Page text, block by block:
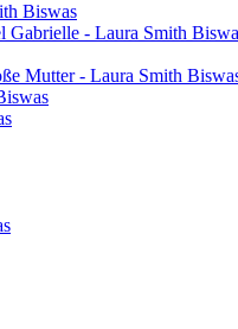
Biswas
Gabrielle - Laura Smith
Mutter - Laura Smith